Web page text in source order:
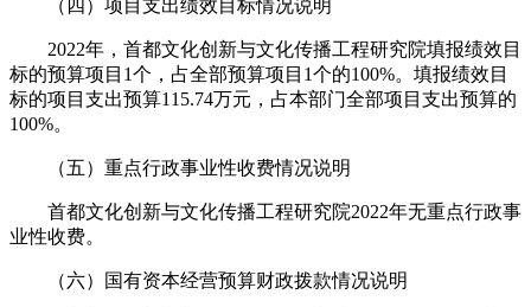
（四）项目支出绩效目标情况说明
2022年，首都文化创新与文化传播工程研究院填报绩效目
标的预算项目1个，占全部预算项目1个的100%。填报绩效目
标的项目支出预算115.74万元，占本部门全部项目支出预算的
100%。
（五）重点行政事业性收费情况说明
首都文化创新与文化传播工程研究院2022年无重点行政事
业性收费。
（六）国有资本经营预算财政拨款情况说明